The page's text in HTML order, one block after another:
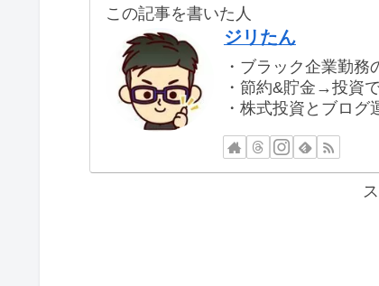
この記事を書いた人
ジリたん
・ブラック企業勤務
・節約&貯金→投資
・株式投資とブログ